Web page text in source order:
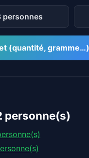
personnes
(quantité, gramme…)
personne(s)